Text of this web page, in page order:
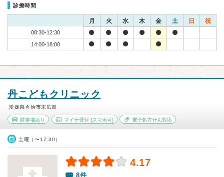
診療時間
月 火 水 木 金 土 日 祝
08:30-12:30
14:00-18:00
丹こどもクリニック
愛媛県今治市末広町
駐車場あり マイナ受付(スマホ可) 電子処方せん対応
土曜（〜17:30）
4.17
8件